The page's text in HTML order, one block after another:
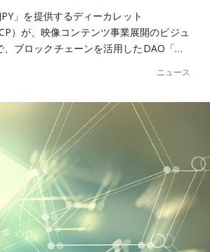
」を提供するディーカレット
）が、映像コンテンツ事業展開のビジュ
、ブロックチェーンを活用したDAO「…
ニュース